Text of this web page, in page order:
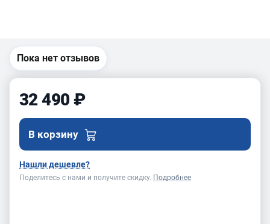
Пока нет отзывов
32 490 ₽
В корзину
Нашли дешевле?
Поделитесь с нами и получите скидку. Подробнее